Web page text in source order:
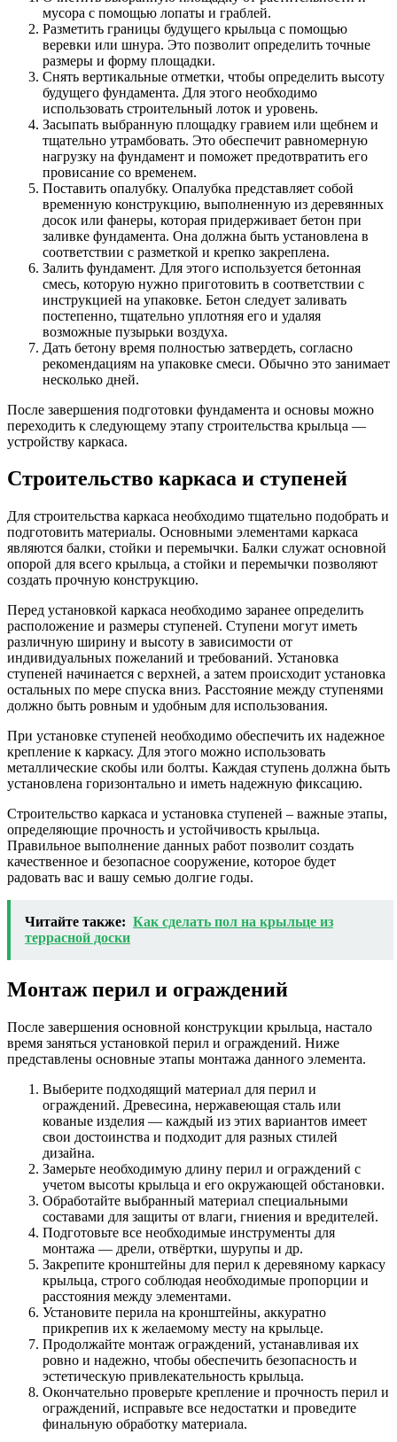
мусора с помощью лопаты и граблей.
Разметить границы будущего крыльца с помощью
веревки или шнура. Это позволит определить точные
размеры и форму площадки.
Снять вертикальные отметки, чтобы определить высоту
будущего фундамента. Для этого необходимо
использовать строительный лоток и уровень.
Засыпать выбранную площадку гравием или щебнем и
тщательно утрамбовать. Это обеспечит равномерную
нагрузку на фундамент и поможет предотвратить его
провисание со временем.
Поставить опалубку. Опалубка представляет собой
временную конструкцию, выполненную из деревянных
досок или фанеры, которая придерживает бетон при
заливке фундамента. Она должна быть установлена в
соответствии с разметкой и крепко закреплена.
Залить фундамент. Для этого используется бетонная
смесь, которую нужно приготовить в соответствии с
инструкцией на упаковке. Бетон следует заливать
постепенно, тщательно уплотняя его и удаляя
возможные пузырьки воздуха.
Дать бетону время полностью затвердеть, согласно
рекомендациям на упаковке смеси. Обычно это занимает
несколько дней.
После завершения подготовки фундамента и основы можно
переходить к следующему этапу строительства крыльца —
устройству каркаса.
Строительство каркаса и ступеней
Для строительства каркаса необходимо тщательно подобрать и
подготовить материалы. Основными элементами каркаса
являются балки, стойки и перемычки. Балки служат основной
опорой для всего крыльца, а стойки и перемычки позволяют
создать прочную конструкцию.
Перед установкой каркаса необходимо заранее определить
расположение и размеры ступеней. Ступени могут иметь
различную ширину и высоту в зависимости от
индивидуальных пожеланий и требований. Установка
ступеней начинается с верхней, а затем происходит установка
остальных по мере спуска вниз. Расстояние между ступенями
должно быть ровным и удобным для использования.
При установке ступеней необходимо обеспечить их надежное
крепление к каркасу. Для этого можно использовать
металлические скобы или болты. Каждая ступень должна быть
установлена горизонтально и иметь надежную фиксацию.
Строительство каркаса и установка ступеней – важные этапы,
определяющие прочность и устойчивость крыльца.
Правильное выполнение данных работ позволит создать
качественное и безопасное сооружение, которое будет
радовать вас и вашу семью долгие годы.
Читайте также: Как сделать пол на крыльце из
террасной доски
Монтаж перил и ограждений
После завершения основной конструкции крыльца, настало
время заняться установкой перил и ограждений. Ниже
представлены основные этапы монтажа данного элемента.
Выберите подходящий материал для перил и
ограждений. Древесина, нержавеющая сталь или
кованые изделия — каждый из этих вариантов имеет
свои достоинства и подходит для разных стилей
дизайна.
Замерьте необходимую длину перил и ограждений с
учетом высоты крыльца и его окружающей обстановки.
Обработайте выбранный материал специальными
составами для защиты от влаги, гниения и вредителей.
Подготовьте все необходимые инструменты для
монтажа — дрели, отвёртки, шурупы и др.
Закрепите кронштейны для перил к деревяному каркасу
крыльца, строго соблюдая необходимые пропорции и
расстояния между элементами.
Установите перила на кронштейны, аккуратно
прикрепив их к желаемому месту на крыльце.
Продолжайте монтаж ограждений, устанавливая их
ровно и надежно, чтобы обеспечить безопасность и
эстетическую привлекательность крыльца.
Окончательно проверьте крепление и прочность перил и
ограждений, исправьте все недостатки и проведите
финальную обработку материала.